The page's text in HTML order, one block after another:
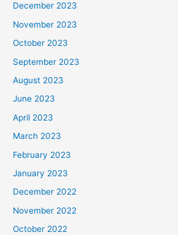
December 2023
November 2023
October 2023
September 2023
August 2023
June 2023
April 2023
March 2023
February 2023
January 2023
December 2022
November 2022
October 2022